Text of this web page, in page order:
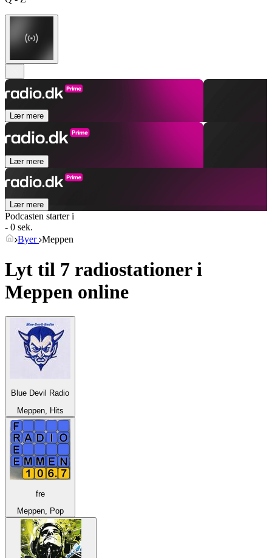
Lær mere
Lær mere
Lær mere
Podcasten starter i
- 0 sek.
Byer Meppen
Lyt til 7 radiostationer i
Meppen online
Blue Devil Radio
Meppen, Hits
fre
Meppen, Pop